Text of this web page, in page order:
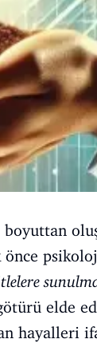
önce
elde
hayalleri